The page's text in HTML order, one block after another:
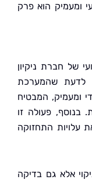
הוא פרק
ניקיון
המבטיח
זו
התחזוקה
גם בדיקה